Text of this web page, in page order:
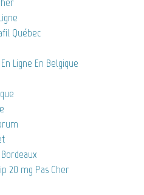
Québec
Ligne En Belgique
20 mg Pas Cher